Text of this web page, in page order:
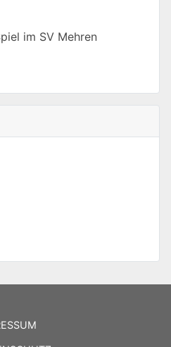
im SV Mehren